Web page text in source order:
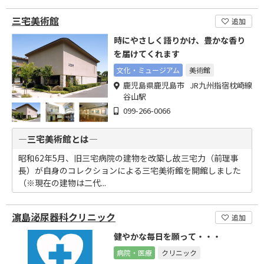
三宅美術館 追加
時にやさしく語りかけ、豊かな香り
を届けてくれます
文化・ミュージアム 美術館
鹿児島県鹿児島市 JR九州指宿枕崎線
谷山駅
099-266-0066
―三宅美術館とは―
昭和62年5月、旧三宅病院の建物を改築し故三宅力（前理事
長）が自身のコレクションによる三宅美術館を開館しました
（※現在の建物は二代...
濵島泌尿器科クリニック 追加
健やかな毎日を願って・・・
病院・医療 クリニック